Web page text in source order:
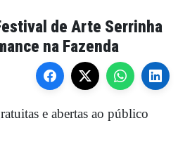
de Arte Serrinha
na Fazenda
e abertas ao público